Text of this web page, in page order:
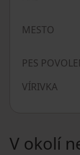
MESTO
PES
VÍRIVKA
V okolí